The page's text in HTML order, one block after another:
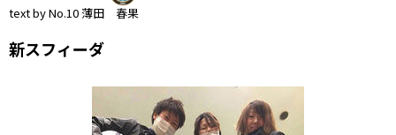
text by No.10 薄田 春果
新スフィーダ